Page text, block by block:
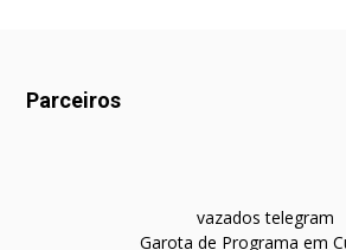
Parceiros
vazados telegram
Garota de Programa em